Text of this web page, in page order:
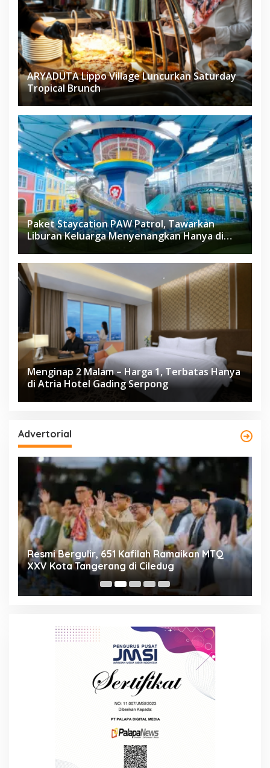
ARYADUTA Lippo Village Luncurkan Saturday
Tropical Brunch
Paket Staycation PAW Patrol, Tawarkan
Liburan Keluarga Menyenangkan Hanya di
Herloom Hotel BSD
Menginap 2 Malam – Harga 1, Terbatas Hanya
di Atria Hotel Gading Serpong
Advertorial
Resmi Bergulir, 651 Kafilah Ramaikan MTQ
XXV Kota Tangerang di Ciledug